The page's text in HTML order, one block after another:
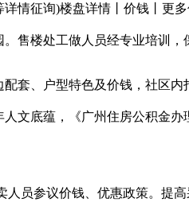
情征询)楼盘详情丨价钱丨更
售楼处工做人员经专业培训
、户型特色及价钱，社区内
文底蕴，《广州住房公积金
参议价钱、优惠政策。提高